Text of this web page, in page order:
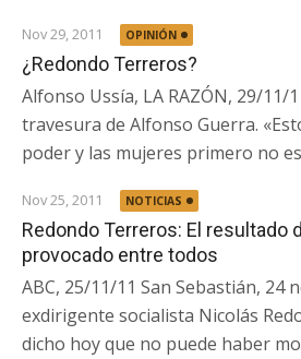
Nov 29, 2011 OPINIÓN
¿Redondo Terreros?
Alfonso Ussía, LA RAZÓN, 29/11/
travesura de Alfonso Guerra.
poder y las mujeres primero no
Nov 25, 2011 NOTICIAS
Redondo Terreros: El resultado
provocado entre todos
ABC, 25/11/11 San Sebastián, 24
exdirigente socialista Nicolás
dicho hoy que no puede haber